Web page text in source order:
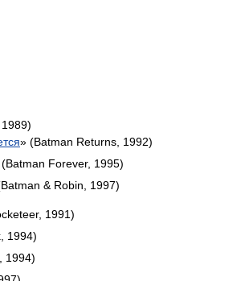
» (Batman Returns, 1992)
Forever, 1995)
& Robin, 1997)
1991)
1994)
1994)